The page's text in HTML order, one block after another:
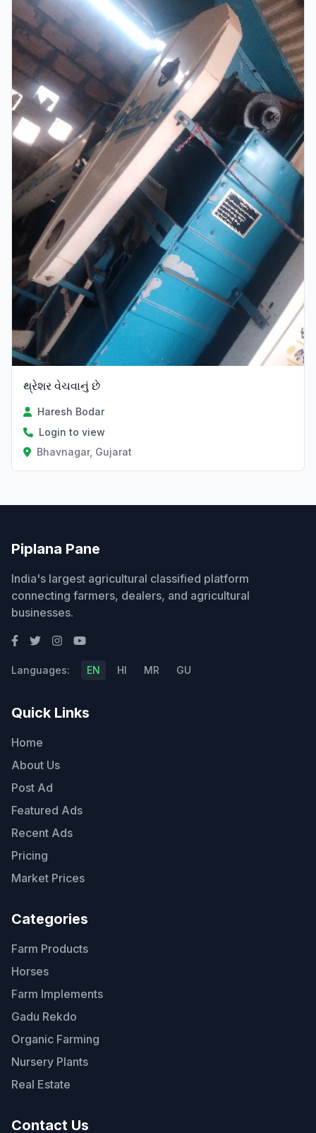
થ્રેશર વેચવાનું છે
Haresh Bodar
Login to view
Bhavnagar, Gujarat
Piplana Pane
India's largest agricultural classified platform
connecting farmers, dealers, and agricultural
businesses.
Languages: EN HI MR GU
Quick Links
Home
About Us
Post Ad
Featured Ads
Recent Ads
Pricing
Market Prices
Categories
Farm Products
Horses
Farm Implements
Gadu Rekdo
Organic Farming
Nursery Plants
Real Estate
Contact Us